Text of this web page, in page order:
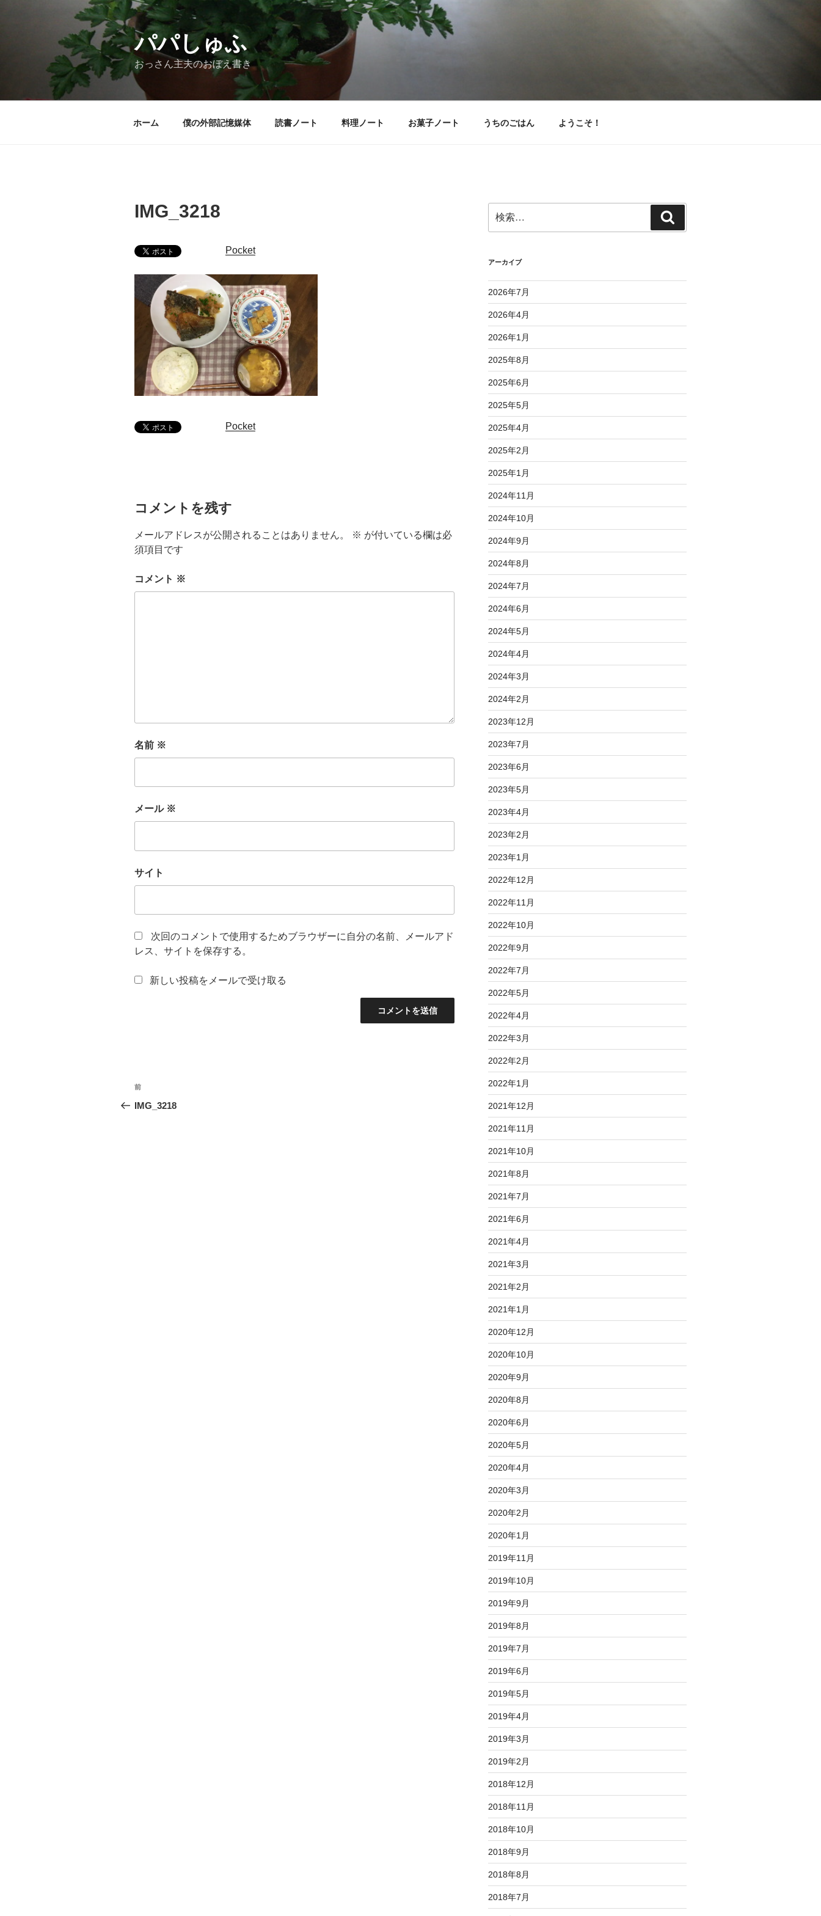
パパしゅふ
おっさん主夫のおぼえ書き
ホーム 僕の外部記憶媒体 読書ノート 料理ノート お菓子ノート うちのごはん ようこそ！
IMG_3218
Pocket
Pocket
コメントを残す
メールアドレスが公開されることはありません。 ※ が付いている欄は必
須項目です
コメント ※
名前 ※
メール ※
サイト
次回のコメントで使用するためブラウザーに自分の名前、メールアド
レス、サイトを保存する。
新しい投稿をメールで受け取る
投
稿
前
の
前
IMG_3218
索:
索
アーカイブ
2026年7月
2026年4月
2026年1月
2025年8月
2025年6月
2025年5月
2025年4月
2025年2月
2025年1月
2024年11月
2024年10月
2024年9月
2024年8月
2024年7月
2024年6月
2024年5月
2024年4月
2024年3月
2024年2月
2023年12月
2023年7月
2023年6月
2023年5月
2023年4月
2023年2月
2023年1月
2022年12月
2022年11月
2022年10月
2022年9月
2022年7月
2022年5月
2022年4月
2022年3月
2022年2月
2022年1月
2021年12月
2021年11月
2021年10月
2021年8月
2021年7月
2021年6月
2021年4月
2021年3月
2021年2月
2021年1月
2020年12月
2020年10月
2020年9月
2020年8月
2020年6月
2020年5月
2020年4月
2020年3月
2020年2月
2020年1月
2019年11月
2019年10月
2019年9月
2019年8月
2019年7月
2019年6月
2019年5月
2019年4月
2019年3月
2019年2月
2018年12月
2018年11月
2018年10月
2018年9月
2018年8月
2018年7月